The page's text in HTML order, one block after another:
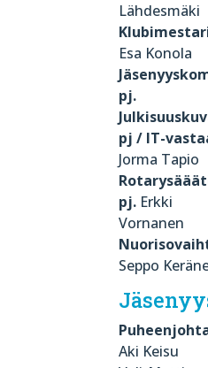
Lähdesmäki
Esa Konola
pj.
pj / IT-
Jorma Tapio
pj. Erkki
Vornanen
Seppo
Aki Keisu